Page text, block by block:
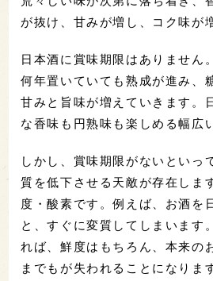
が抜け、甘みが増し、コク味が
日本酒に賞味期限はありません
何年置いていても熟成が進み、
甘みと旨味が増えていきます。
な香味も円熟味も楽しめる幅広
しかし、賞味期限がないといっ
質を低下させる天敵が存在しま
度・酸素です。例えば、お酒を
と、すぐに変質してしまいます
れば、鮮度はもちろん、本来の
までもが失われることになりま